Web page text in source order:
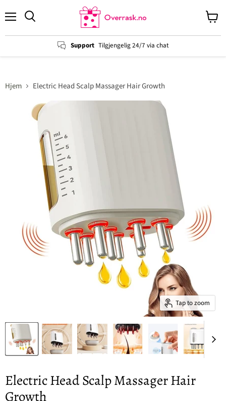
Support Tilgjengelig 24/7 via chat
cart
Hjem Electric Head Scalp Massager Hair Growth
Tap to zoom
Electric Head Scalp Massager Hair
Growth